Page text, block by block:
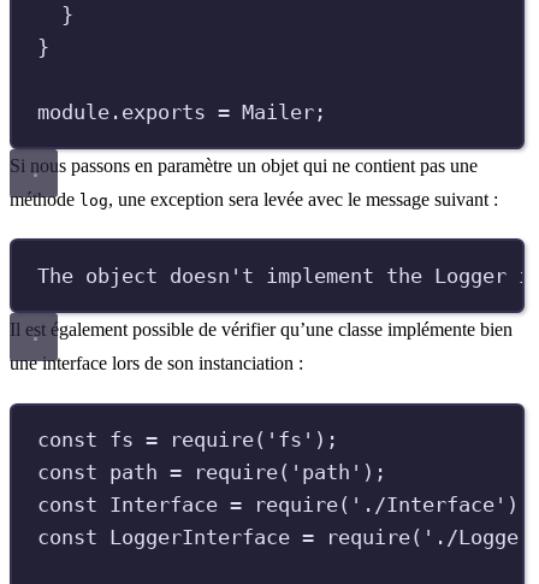
}
}
module . exports = Mailer ;
Si nous passons en paramètre un objet qui ne contient pas une
méthode log, une exception sera levée avec le message suivant :
The object doesn't implement the Logger
Il est également possible de vérifier qu’une classe implémente bien
une interface lors de son instanciation :
const fs = require( ' fs ' ) ;
const path = require( ' path ' ) ;
const Interface = require( ' ./Interface ' )
const LoggerInterface = require( ' ./